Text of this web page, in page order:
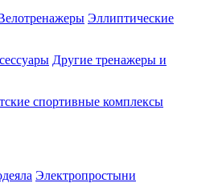
Эллиптические
Другие тренажеры и
спортивные комплексы
Электропростыни